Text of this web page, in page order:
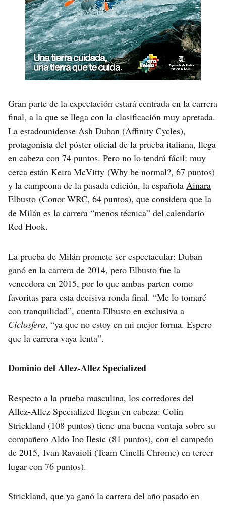
Gran parte de la expectación estará centrada en la carrera
final, a la que se llega con la clasificación muy apretada.
La estadounidense Ash Duban (Affinity Cycles),
protagonista del póster oficial de la prueba italiana, llega
en cabeza con 74 puntos. Pero no lo tendrá fácil: muy
cerca están Keira McVitty (Why be normal?, 67 puntos)
y la campeona de la pasada edición, la española Ainara
Elbusto (Conor WRC, 64 puntos), que considera que la
de Milán es la carrera “menos técnica” del calendario
Red Hook.
La prueba de Milán promete ser espectacular: Duban
ganó en la carrera de 2014, pero Elbusto fue la
vencedora en 2015, por lo que ambas parten como
favoritas para esta decisiva ronda final. “Me lo tomaré
con tranquilidad”, cuenta Elbusto en exclusiva a
Ciclosfera, “ya que no estoy en mi mejor forma. Espero
que la carrera vaya lenta”.
Dominio del Allez-Allez Specialized
Respecto a la prueba masculina, los corredores del
Allez-Allez Specialized llegan en cabeza: Colin
Strickland (108 puntos) tiene una buena ventaja sobre su
compañero Aldo Ino Ilesic (81 puntos), con el campeón
de 2015, Ivan Ravaioli (Team Cinelli Chrome) en tercer
lugar con 76 puntos).
Strickland, que ya ganó la carrera del año pasado en